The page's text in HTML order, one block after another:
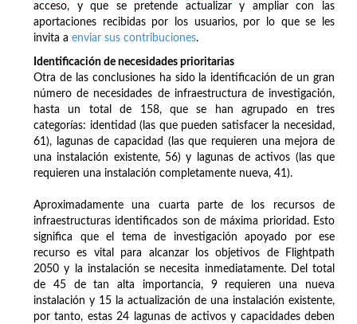
acceso, y que se pretende actualizar y ampliar con las
aportaciones recibidas por los usuarios, por lo que se les
invita a enviar sus contribuciones.
Identificación de necesidades prioritarias
Otra de las conclusiones ha sido la identificación de un gran
número de necesidades de infraestructura de investigación,
hasta un total de 158, que se han agrupado en tres
categorías: identidad (las que pueden satisfacer la necesidad,
61), lagunas de capacidad (las que requieren una mejora de
una instalación existente, 56) y lagunas de activos (las que
requieren una instalación completamente nueva, 41).
Aproximadamente una cuarta parte de los recursos de
infraestructuras identificados son de máxima prioridad. Esto
significa que el tema de investigación apoyado por ese
recurso es vital para alcanzar los objetivos de Flightpath
2050 y la instalación se necesita inmediatamente. Del total
de 45 de tan alta importancia, 9 requieren una nueva
instalación y 15 la actualización de una instalación existente,
por tanto, estas 24 lagunas de activos y capacidades deben